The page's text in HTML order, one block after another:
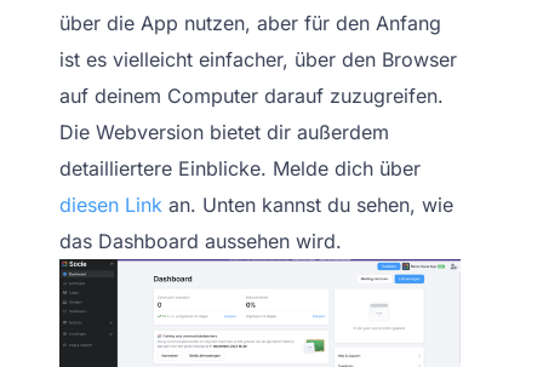
über die App nutzen, aber für den Anfang
ist es vielleicht einfacher, über den Browser
auf deinem Computer darauf zuzugreifen.
Die Webversion bietet dir außerdem
detailliertere Einblicke. Melde dich über
diesen Linkan. Unten kannst du sehen, wie
das Dashboard aussehen wird.